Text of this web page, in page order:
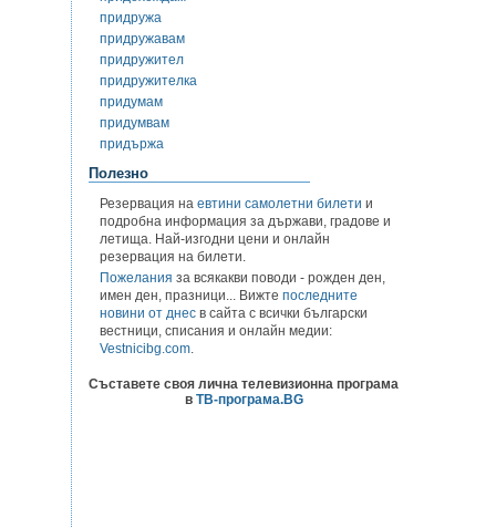
придружа
придружавам
придружител
придружителка
придумам
придумвам
придържа
Полезно
Резервация на евтини самолетни билети и
подробна информация за държави, градове и
летища. Най-изгодни цени и онлайн
резервация на билети.
Пожелания за всякакви поводи - рожден ден,
имен ден, празници... Вижте последните
новини от днес в сайта с всички български
вестници, списания и онлайн медии:
Vestnicibg.com.
Съставете своя лична телевизионна програма
в ТВ-програма.BG